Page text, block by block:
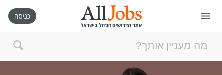
דף הבית